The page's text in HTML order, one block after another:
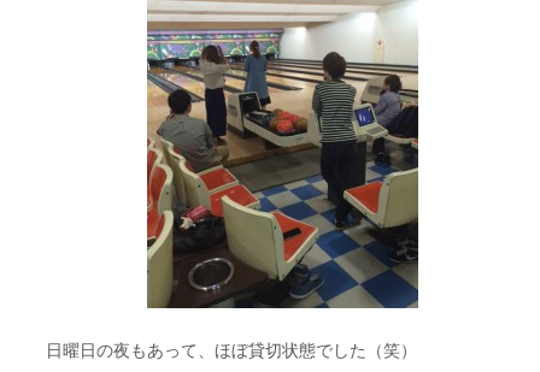
日曜日の夜もあって、ほぼ貸切状態でした（笑）